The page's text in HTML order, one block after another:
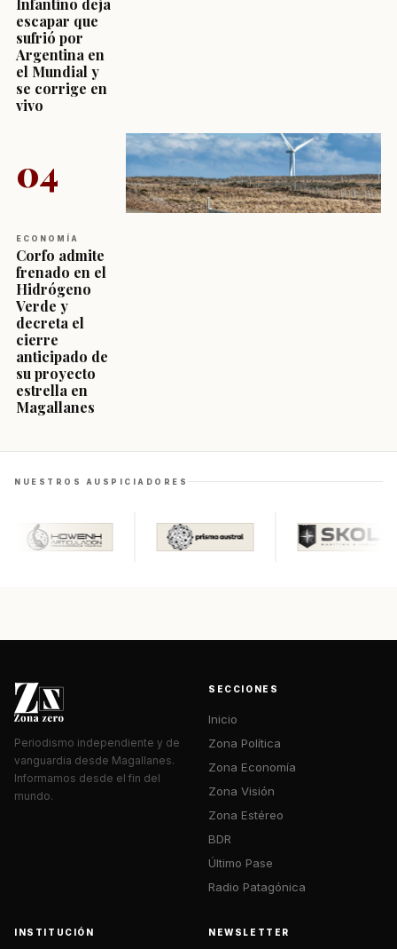
Infantino deja
escapar que
sufrió por
Argentina en
el Mundial y
se corrige en
vivo
04
ECONOMÍA
Corfo admite
frenado en el
Hidrógeno
Verde y
decreta el
cierre
anticipado de
su proyecto
estrella en
Magallanes
NUESTROS AUSPICIADORES
Periodismo independiente y de
vanguardia desde Magallanes.
Informamos desde el fin del
mundo.
SECCIONES
Inicio
Zona Política
Zona Economía
Zona Visión
Zona Estéreo
BDR
Último Pase
Radio Patagónica
INSTITUCIÓN NEWSLETTER